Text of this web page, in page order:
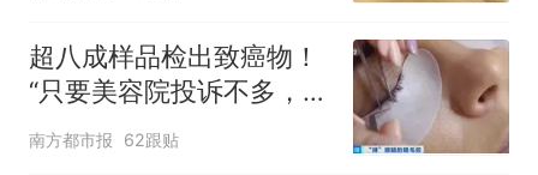
超八成样品检出致癌物！
“只要美容院投诉不多，店
家就不会更换产品”
南方都市报 62跟贴